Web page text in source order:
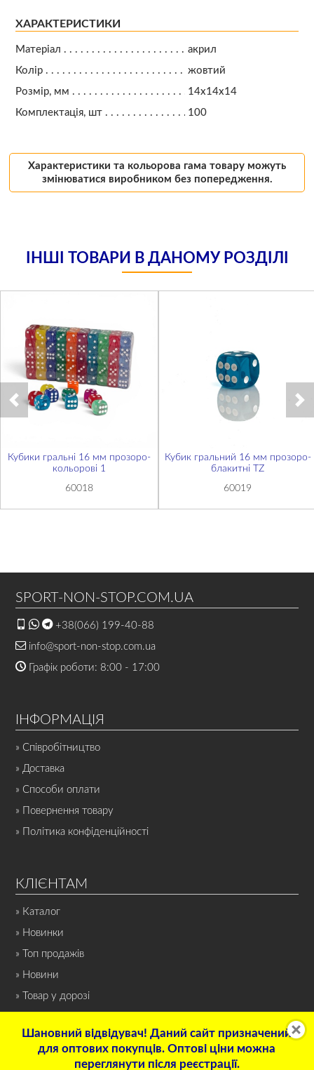
ХАРАКТЕРИСТИКИ
Матеріал
акрил
Колір
жовтий
Розмір, мм
14х14х14
Комплектація, шт
100
Характеристики та кольорова гама товару можуть
змінюватися виробником без попередження.
ІНШІ ТОВАРИ В ДАНОМУ РОЗДІЛІ
Кубики гральні 16 мм прозоро-
кольорові 1
60018
Кубик гральний 16 мм прозоро-
блакитні TZ
60019
SPORT-NON-STOP.COM.UA
+38(066) 199-40-88
info@sport-non-stop.com.ua
Графік роботи: 8:00 - 17:00
ІНФОРМАЦІЯ
» Співробітництво
» Доставка
» Способи оплати
» Повернення товару
» Політика конфіденційності
КЛІЄНТАМ
» Каталог
» Новинки
» Топ продажів
» Новини
» Товар у дорозі
Шановний відвідувач! Даний сайт призначений
для оптових покупців. Оптові ціни можна
переглянути після реєстрації.